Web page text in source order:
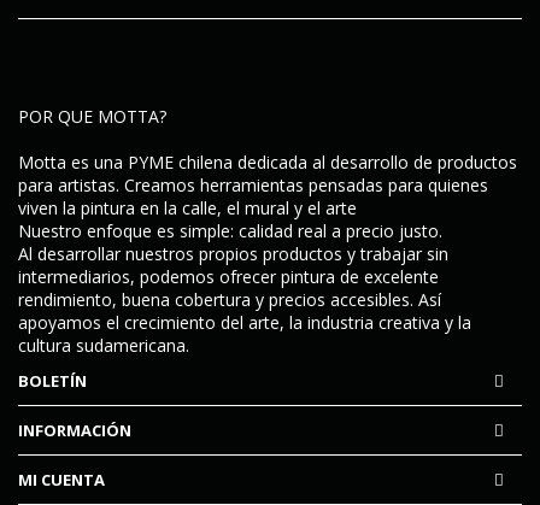
POR QUE MOTTA?
Motta es una PYME chilena dedicada al desarrollo de productos
para artistas. Creamos herramientas pensadas para quienes
viven la pintura en la calle, el mural y el arte
Nuestro enfoque es simple: calidad real a precio justo.
Al desarrollar nuestros propios productos y trabajar sin
intermediarios, podemos ofrecer pintura de excelente
rendimiento, buena cobertura y precios accesibles. Así
apoyamos el crecimiento del arte, la industria creativa y la
cultura sudamericana.
BOLETÍN
INFORMACIÓN
MI CUENTA